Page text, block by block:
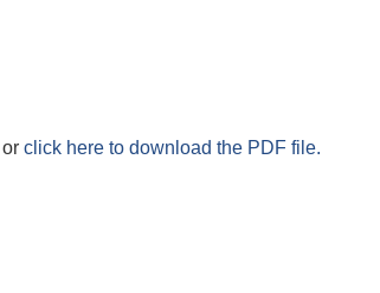
or click here to download the PDF file.